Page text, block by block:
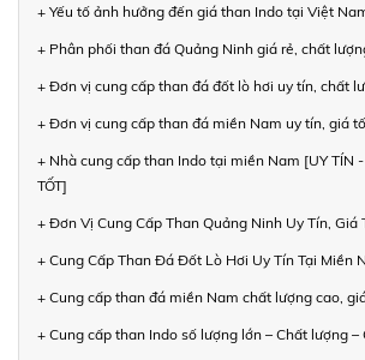
+ Yếu tố ảnh hưởng đến giá than Indo tại Việt
+ Phân phối than đá Quảng Ninh giá rẻ, chất
+ Đơn vị cung cấp than đá đốt lò hơi uy tín, chất
+ Đơn vị cung cấp than đá miền Nam uy tín, giá
+ Nhà cung cấp than Indo tại miền Nam [UY TÍN
TỐT]
+ Đơn Vị Cung Cấp Than Quảng Ninh Uy Tín, Giá
+ Cung Cấp Than Đá Đốt Lò Hơi Uy Tín Tại Miền
+ Cung cấp than đá miền Nam chất lượng cao,
+ Cung cấp than Indo số lượng lớn – Chất lượng –